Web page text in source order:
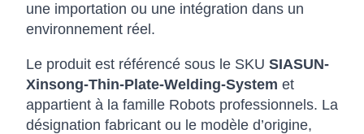
une importation ou une intégration dans un
environnement réel.
Le produit est référencé sous le SKU SIASUN-
Xinsong-Thin-Plate-Welding-System et
appartient à la famille Robots professionnels. La
désignation fabricant ou le modèle d’origine,